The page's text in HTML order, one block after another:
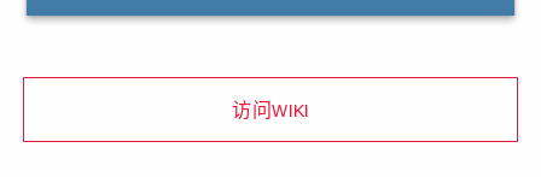
访问WIKI